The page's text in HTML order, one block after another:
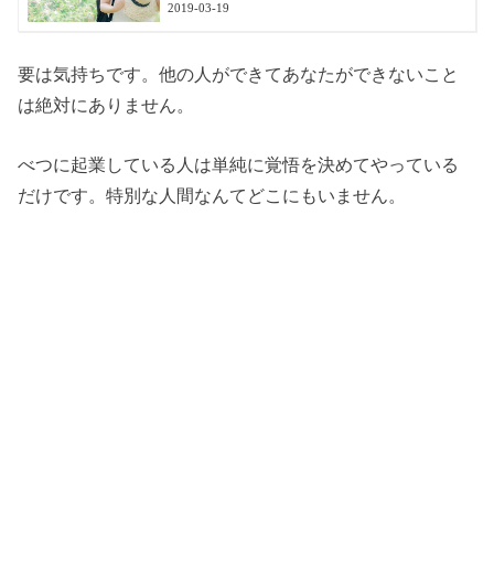
2019-03-19
要は気持ちです。他の人ができてあなたができないこと
は絶対にありません。
べつに起業している人は単純に覚悟を決めてやっている
だけです。特別な人間なんてどこにもいません。